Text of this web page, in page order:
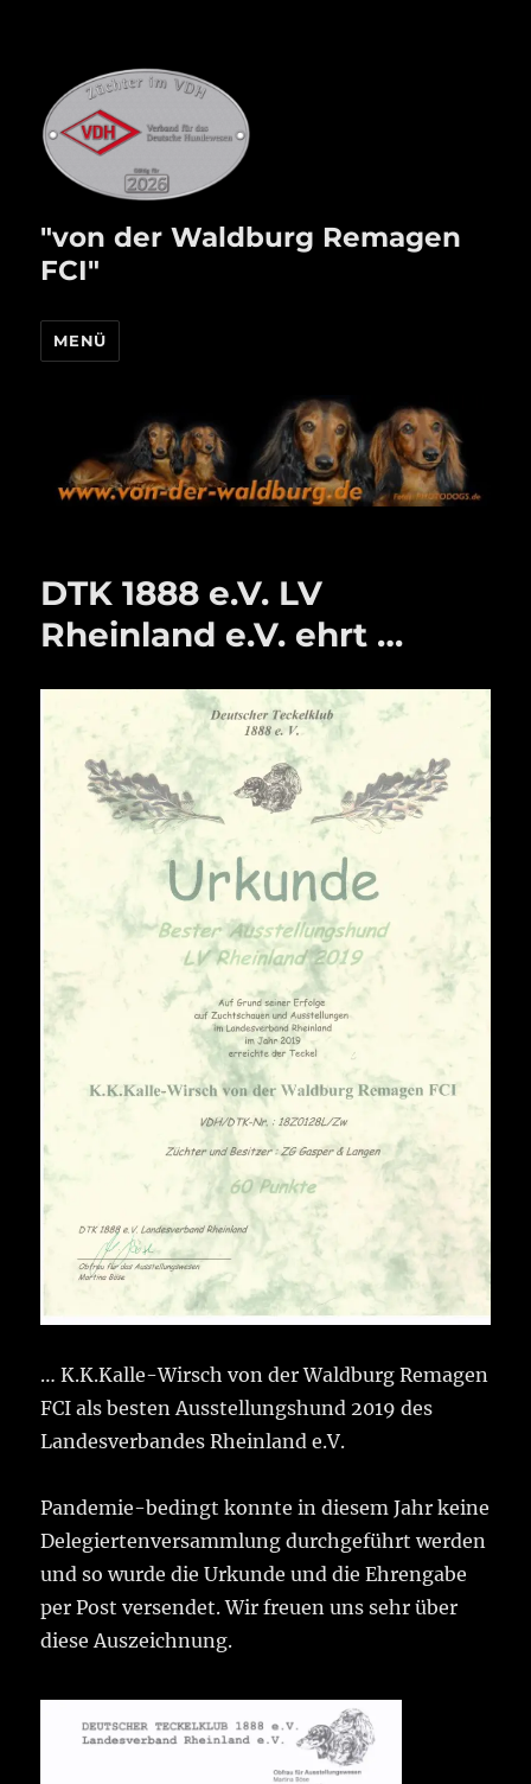
"von der Waldburg Remagen
FCI"
MENÜ
DTK 1888 e.V. LV
Rheinland e.V. ehrt …
… K.K.Kalle-Wirsch von der Waldburg Remagen
FCI als besten Ausstellungshund 2019 des
Landesverbandes Rheinland e.V.
Pandemie-bedingt konnte in diesem Jahr keine
Delegiertenversammlung durchgeführt werden
und so wurde die Urkunde und die Ehrengabe
per Post versendet. Wir freuen uns sehr über
diese Auszeichnung.